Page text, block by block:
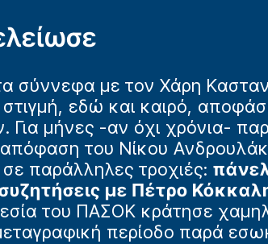
σύννεφα με τον Χάρη
εδώ και καιρό,
Για μήνες -αν όχι χρόνια-
απόφαση του Νίκου
παράλληλες τροχιές:
με Πέτρο
του ΠΑΣΟΚ κράτησε
περίοδο παρά